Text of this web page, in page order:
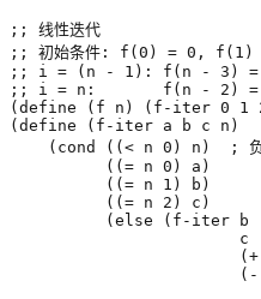
;; 线性迭代
;; 初始条件: f(0) = 0,
;; i = (n - 1): f(n - 3)
;; i = n:       f(n - 2) =
( define ( f n ) ( f-iter 0 1
( define ( f-iter a b c n )
( cond (( < n 0 ) n )
;
(( = n 0 ) a )
(( = n 1 ) b )
(( = n 2 ) c )
( else ( f-iter
b
c
( +
( -